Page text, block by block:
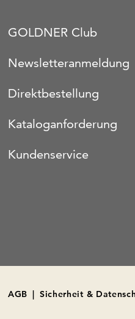
GOLDNER Club
Newsletteranmeldung
Direktbestellung
Kataloganforderung
Kundenservice
AGB | Sicherheit &